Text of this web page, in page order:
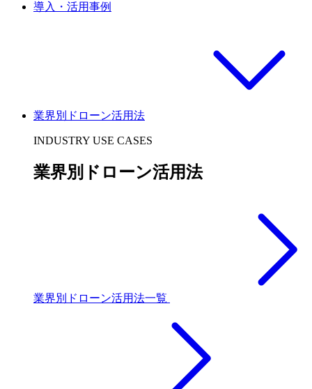
導入・活用事例
業界別ドローン活用法
INDUSTRY USE CASES
業界別ドローン活用法
業界別ドローン活用法一覧